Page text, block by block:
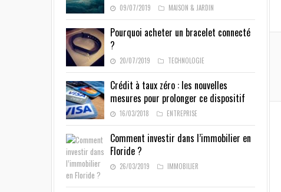
09/07/2019 MAISON & JARDIN
Pourquoi acheter un bracelet connecté
?
20/07/2019 TECHNOLOGIE
Crédit à taux zéro : les nouvelles
mesures pour prolonger ce dispositif
16/03/2018 ENTREPRISE
Comment investir dans l’immobilier en
Floride ?
26/03/2019 IMMOBILIER